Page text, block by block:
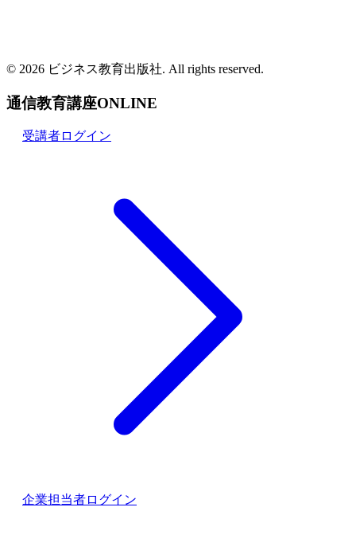
© 2026 ビジネス教育出版社. All rights reserved.
通信教育講座ONLINE
受講者ログイン
企業担当者ログイン